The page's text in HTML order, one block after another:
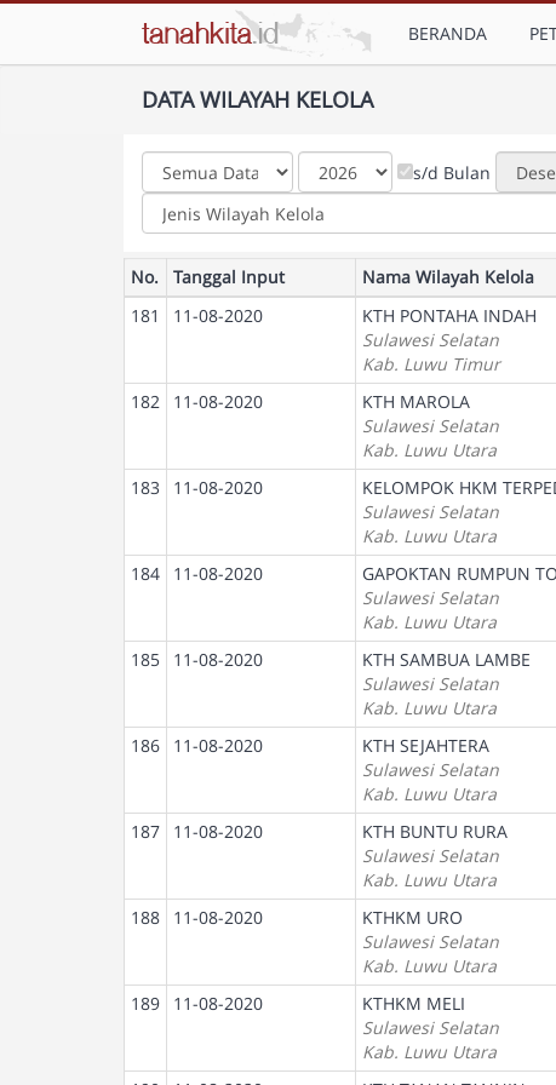
BERANDA
DATA WILAYAH KELOLA
s/d Bulan
No. Tanggal Input Nama Wilayah Kelola
181
11-08-2020
KTH PONTAHA INDAH
Sulawesi Selatan
Kab. Luwu Timur
182 11-08-2020
KTH MAROLA
Sulawesi Selatan
Kab. Luwu Utara
183 11-08-2020
KELOMPOK HKM
Sulawesi Selatan
Kab. Luwu Utara
184 11-08-2020
GAPOKTAN RUMPUN
Sulawesi Selatan
Kab. Luwu Utara
185 11-08-2020
KTH SAMBUA LAMBE
Sulawesi Selatan
Kab. Luwu Utara
186 11-08-2020
KTH SEJAHTERA
Sulawesi Selatan
Kab. Luwu Utara
187 11-08-2020
KTH BUNTU RURA
Sulawesi Selatan
Kab. Luwu Utara
188 11-08-2020
KTHKM URO
Sulawesi Selatan
Kab. Luwu Utara
189 11-08-2020
KTHKM MELI
Sulawesi Selatan
Kab. Luwu Utara